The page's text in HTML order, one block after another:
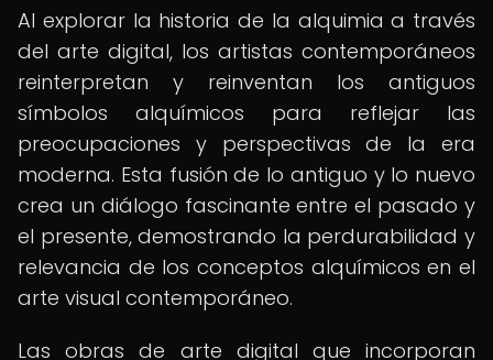
Al explorar la historia de la alquimia a través
del arte digital, los artistas contemporáneos
reinterpretan y reinventan los antiguos
símbolos alquímicos para reflejar las
preocupaciones y perspectivas de la era
moderna. Esta fusión de lo antiguo y lo nuevo
crea un diálogo fascinante entre el pasado y
el presente, demostrando la perdurabilidad y
relevancia de los conceptos alquímicos en el
arte visual contemporáneo.
Las obras de arte digital que incorporan